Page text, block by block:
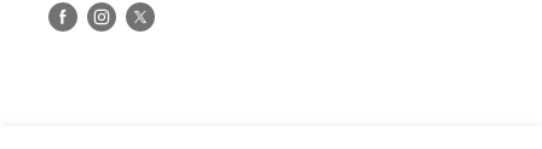
Siga-Siga-Siga-